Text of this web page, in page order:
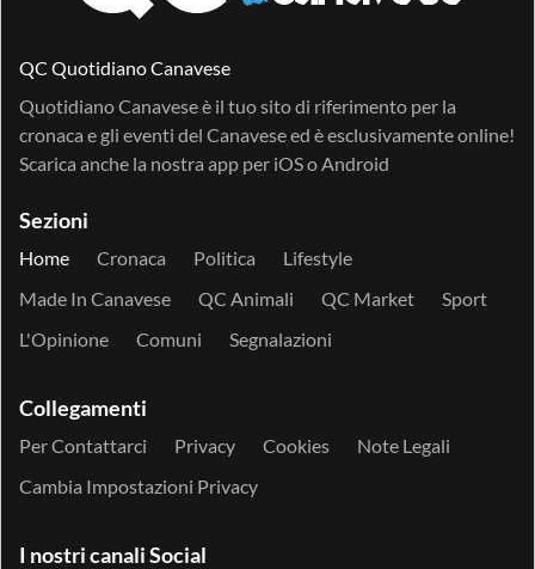
QC Quotidiano Canavese
Quotidiano Canavese è il tuo sito di riferimento per la
cronaca e gli eventi del Canavese ed è esclusivamente online!
Scarica anche la nostra app per iOSoAndroid
Sezioni
Home Cronaca Politica
Lifestyle
Made In Canavese
QC Animali QC Market
Sport
L'Opinione
Comuni Segnalazioni
Collegamenti
Per Contattarci Privacy Cookies
Note Legali
Cambia Impostazioni Privacy
I nostri canali Social